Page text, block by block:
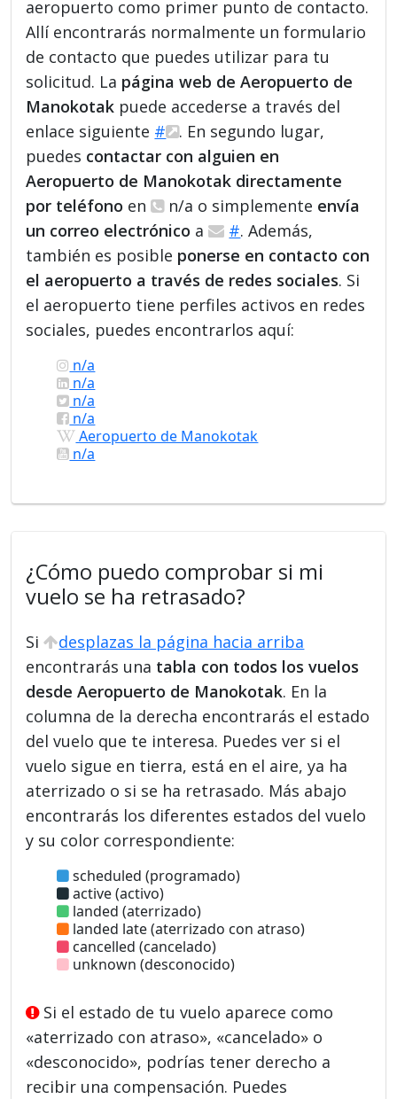
aeropuerto como primer punto de contacto.
Allí encontrarás normalmente un formulario
de contacto que puedes utilizar para tu
solicitud. La página web de Aeropuerto de
Manokotak puede accederse a través del
enlace siguiente #
. En segundo lugar,
puedes contactar con alguien en
Aeropuerto de Manokotak directamente
por teléfono en n/a o simplemente envía
un correo electrónico a #. Además,
también es posible ponerse en contacto con
el aeropuerto a través de redes sociales. Si
el aeropuerto tiene perfiles activos en redes
sociales, puedes encontrarlos aquí:
n/a
n/a
n/a
n/a
Aeropuerto de Manokotak
n/a
¿Cómo puedo comprobar si mi
vuelo se ha retrasado?
Si
desplazas la página hacia arriba
encontrarás una tabla con todos los vuelos
desde Aeropuerto de Manokotak. En la
columna de la derecha encontrarás el estado
del vuelo que te interesa. Puedes ver si el
vuelo sigue en tierra, está en el aire, ya ha
aterrizado o si se ha retrasado. Más abajo
encontrarás los diferentes estados del vuelo
y su color correspondiente:
scheduled (programado)
active (activo)
landed (aterrizado)
landed late (aterrizado con atraso)
cancelled (cancelado)
unknown (desconocido)
Si el estado de tu vuelo aparece como
«aterrizado con atraso», «cancelado» o
«desconocido», podrías tener derecho a
recibir una compensación. Puedes